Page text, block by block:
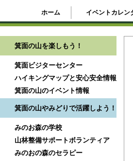
ホーム イベントカレン
箕面の山を楽しもう！
箕面ビジターセンター
ハイキングマップと安心安全情報
箕面の山のイベント情報
箕面の山やみどりで活躍しよう！
みのお森の学校
山林整備サポートボランティア
みのおの森のセラピー